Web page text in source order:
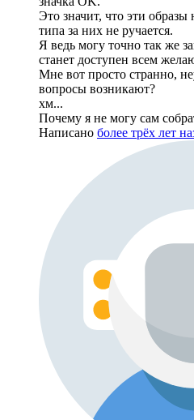
Это значит, что эти
типа за них не ручается.
Я ведь могу точно так же
станет доступен всем
Мне вот просто странно,
вопросы возникают?
хм...
Почему я не могу сам
Написано более трёх лет